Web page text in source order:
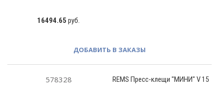
16494.65 руб.
ДОБАВИТЬ В ЗАКАЗЫ
578328 REMS Пресс-клещи "МИНИ" V 15